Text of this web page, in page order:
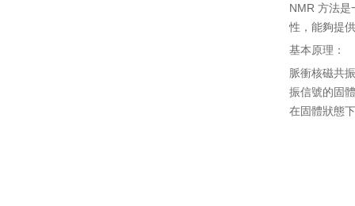
NMR 方法是
性，能夠提
基本原理：
脈衝核磁共
振信號的固
在固體狀態